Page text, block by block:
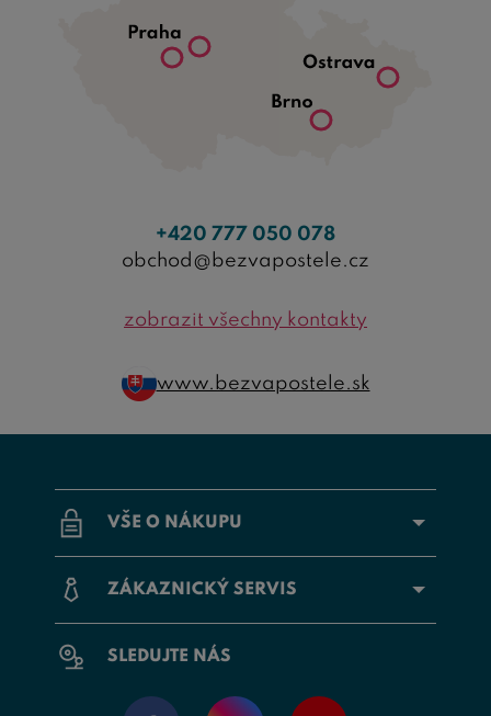
VŠE O NÁKUPU
ZÁKAZNICKÝ SERVIS
SLEDUJTE NÁS
+420 777 050 078
obchod@bezvapostele.cz
zobrazit všechny kontakty
www.bezvapostele.sk